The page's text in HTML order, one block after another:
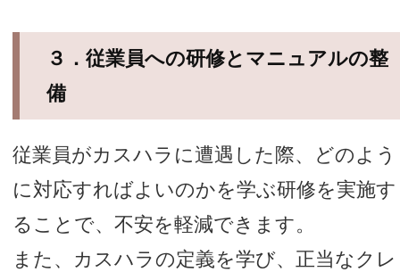
３．従業員への研修とマニュアルの整
備
従業員がカスハラに遭遇した際、どのよう
に対応すればよいのかを学ぶ研修を実施す
ることで、不安を軽減できます。
また、カスハラの定義を学び、正当なクレ